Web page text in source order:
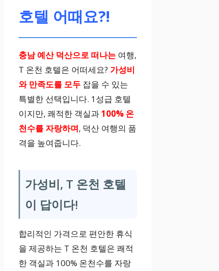
호텔 어때요?!
충남 예산 덕산으로 떠나는 여행,
T 온천 호텔은 어떠세요? 가성비
와 만족도를 모두 잡을 수 있는
특별한 선택입니다. 1성급 호텔
이지만, 쾌적한 객실과100% 온
천수를 자랑하며, 덕산 여행의 품
격을 높여줍니다.
가성비, T 온천 호텔
이 답이다!
합리적인 가격으로 편안한 휴식
을 제공하는 T 온천 호텔은 쾌적
한 객실과 100% 온천수를 자랑